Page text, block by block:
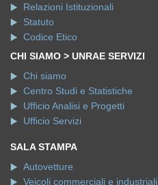
Relazioni Istituzionali
Statuto
Codice Etico
CHI SIAMO > UNRAE SERVIZI
Chi siamo
Centro Studi e Statistiche
Ufficio Analisi e Progetti
Ufficio Servizi
SALA STAMPA
Autovetture
Veicoli commerciali e industriali